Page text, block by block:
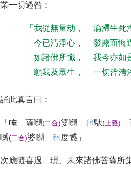
業一切過咎 ：
「我從無量劫 ，
淪滯生死
今已清淨心 ，
發露而悔
如諸佛所懺 ，
我今亦如
願我及眾生 ， 一切皆清
誦此真言曰 ：
「 唵 薩嚩(二合)婆嚩秫馱( 上聲)
嚩(二合)婆嚩秫度憾 」
次應隨喜過 、現、未來諸佛菩薩所